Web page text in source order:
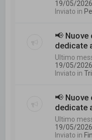
19/05/
Inviato in
📢
dedicate
Ultimo
19/05/
Inviato in
📢
dedicate
Ultimo
19/05/
Inviato in